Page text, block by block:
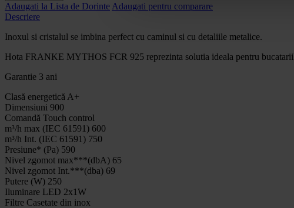
Adaugati la Lista de Dorinte Adaugati pentru comparare
Descriere
Inoxul si cristalul se imbina perfect cu caminul si cu detaliile metalice.
Hota FRANKE MYTHOS FCR 925 reprezinta solutia ideala pentru
Garantie 3 ani
Clasă energetică A+
Dimensiuni 900
Comandă Touch control
m³/h max (IEC 61591) 600
m³/h Int. (IEC 61591) 750
Presiune* (Pa) 590
Nivel zgomot max***(dbA) 65
Nivel zgomot Int.***(dba) 69
Putere (W) 250
Iluminare LED 2x1W
Filtre Casetate din inox